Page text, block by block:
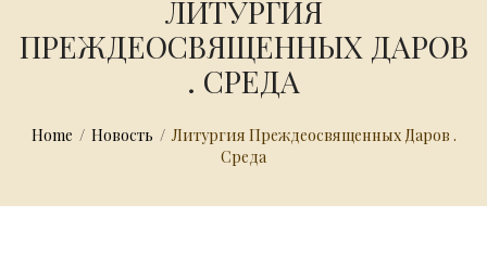
ЛИТУРГИЯ
ПРЕЖДЕОСВЯЩЕННЫХ ДАРОВ
. СРЕДА
Home / Новость / Литургия Преждеосвященных Даров .
Среда